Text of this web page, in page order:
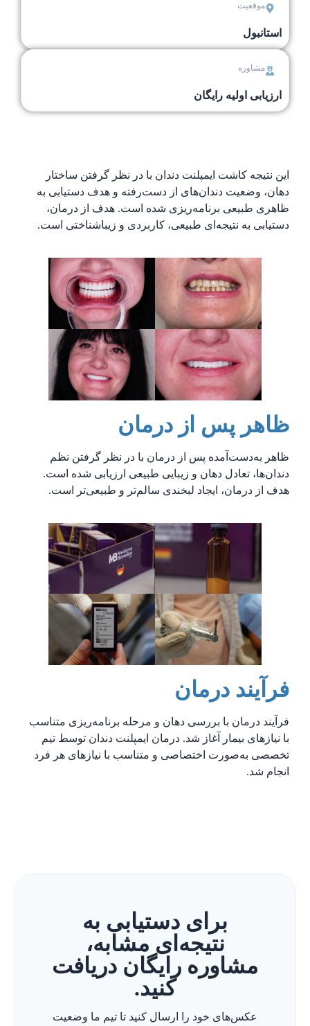
موقعیت
استانبول
مشاوره
ارزیابی اولیه رایگان
این نتیجه کاشت ایمپلنت دندان با در نظر گرفتن ساختار
دهان، وضعیت دندان‌های از دست‌رفته و هدف دستیابی به
ظاهری طبیعی برنامه‌ریزی شده است. هدف از درمان،
دستیابی به نتیجه‌ای طبیعی، کاربردی و زیباشناختی است.
ظاهر پس از درمان
ظاهر به‌دست‌آمده پس از درمان با در نظر گرفتن نظم
دندان‌ها، تعادل دهان و زیبایی طبیعی ارزیابی شده است.
هدف از درمان، ایجاد لبخندی سالم‌تر و طبیعی‌تر است.
فرآیند درمان
فرآیند درمان با بررسی دهان و مرحله برنامه‌ریزی متناسب
با نیازهای بیمار آغاز شد. درمان ایمپلنت دندان توسط تیم
تخصصی به‌صورت اختصاصی و متناسب با نیازهای هر فرد
انجام شد.
برای دستیابی به
نتیجه‌ای مشابه،
مشاوره رایگان دریافت
کنید.
عکس‌های خود را ارسال کنید تا تیم ما وضعیت